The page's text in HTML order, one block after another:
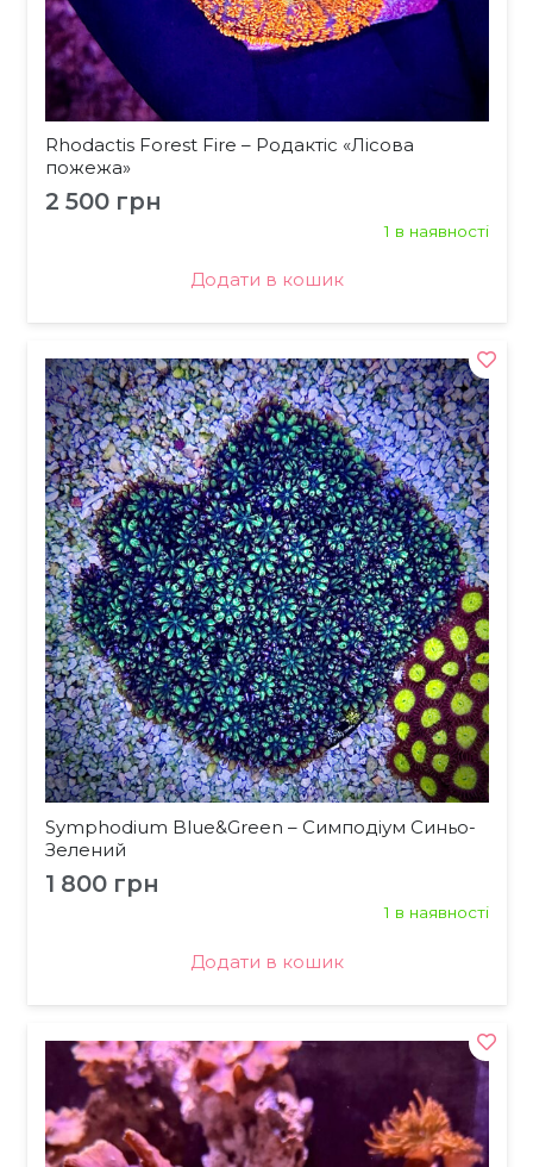
Rhodactis Forest Fire – Родактіс «Лісова
пожежа»
2 500 грн
1 в наявності
Додати в кошик
Symphodium Blue&Green – Симподіум Синьо-
Зелений
1 800 грн
1 в наявності
Додати в кошик